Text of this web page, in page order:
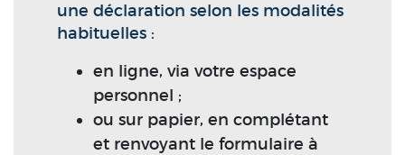
une déclaration selon les modalités
habituelles :
en ligne, via votre espace
personnel ;
ou sur papier, en complétant
et renvoyant le formulaire à